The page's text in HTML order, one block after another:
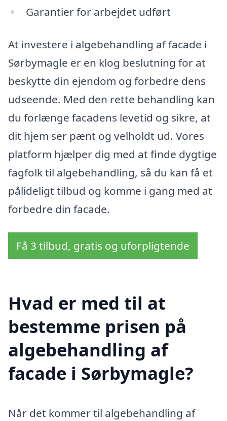
Garantier for arbejdet udført
At investere i algebehandling af facade i
Sørbymagle er en klog beslutning for at
beskytte din ejendom og forbedre dens
udseende. Med den rette behandling kan
du forlænge facadens levetid og sikre, at
dit hjem ser pænt og velholdt ud. Vores
platform hjælper dig med at finde dygtige
fagfolk til algebehandling, så du kan få et
pålideligt tilbud og komme i gang med at
forbedre din facade.
Få 3 tilbud, gratis og uforpligtende
Hvad er med til at
bestemme prisen på
algebehandling af
facade i Sørbymagle?
Når det kommer til algebehandling af